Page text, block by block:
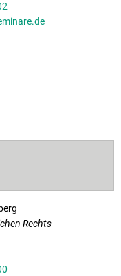
Rechts